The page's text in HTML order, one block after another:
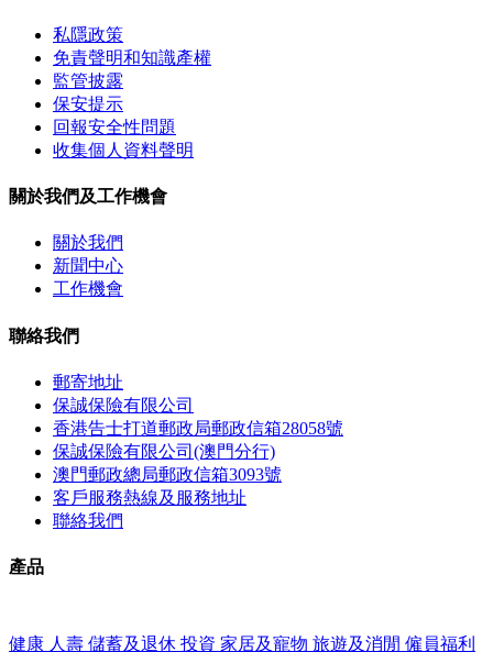
私隱政策
免責聲明和知識產權
監管披露
保安提示
回報安全性問題
收集個人資料聲明
關於我們及工作機會
關於我們
新聞中心
工作機會
聯絡我們
郵寄地址
保誠保險有限公司
香港告士打道郵政局郵政信箱28058號
保誠保險有限公司(澳門分行)
澳門郵政總局郵政信箱3093號
客戶服務熱線及服務地址
聯絡我們
產品
健康 人壽 儲蓄及退休 投資 家居及寵物 旅遊及消閒 僱員福利